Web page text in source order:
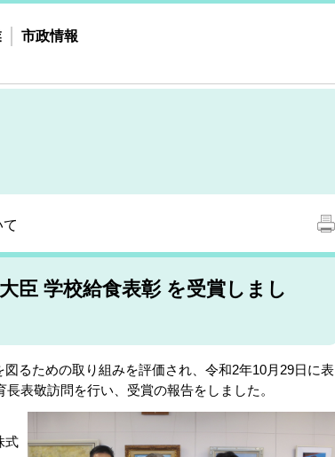
市政情報
臣 学校給食表彰 を受賞しまし
るための取り組みを評価され、令和2年10月29日に表
表敬訪問を行い、受賞の報告をしました。
式